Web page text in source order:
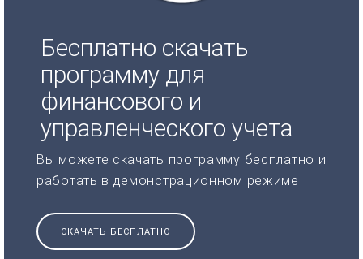
Бесплатно скачать
программу для
финансового и
управленческого учета
Вы можете скачать программу бесплатно и
работать в демонстрационном режиме
СКАЧАТЬ БЕСПЛАТНО